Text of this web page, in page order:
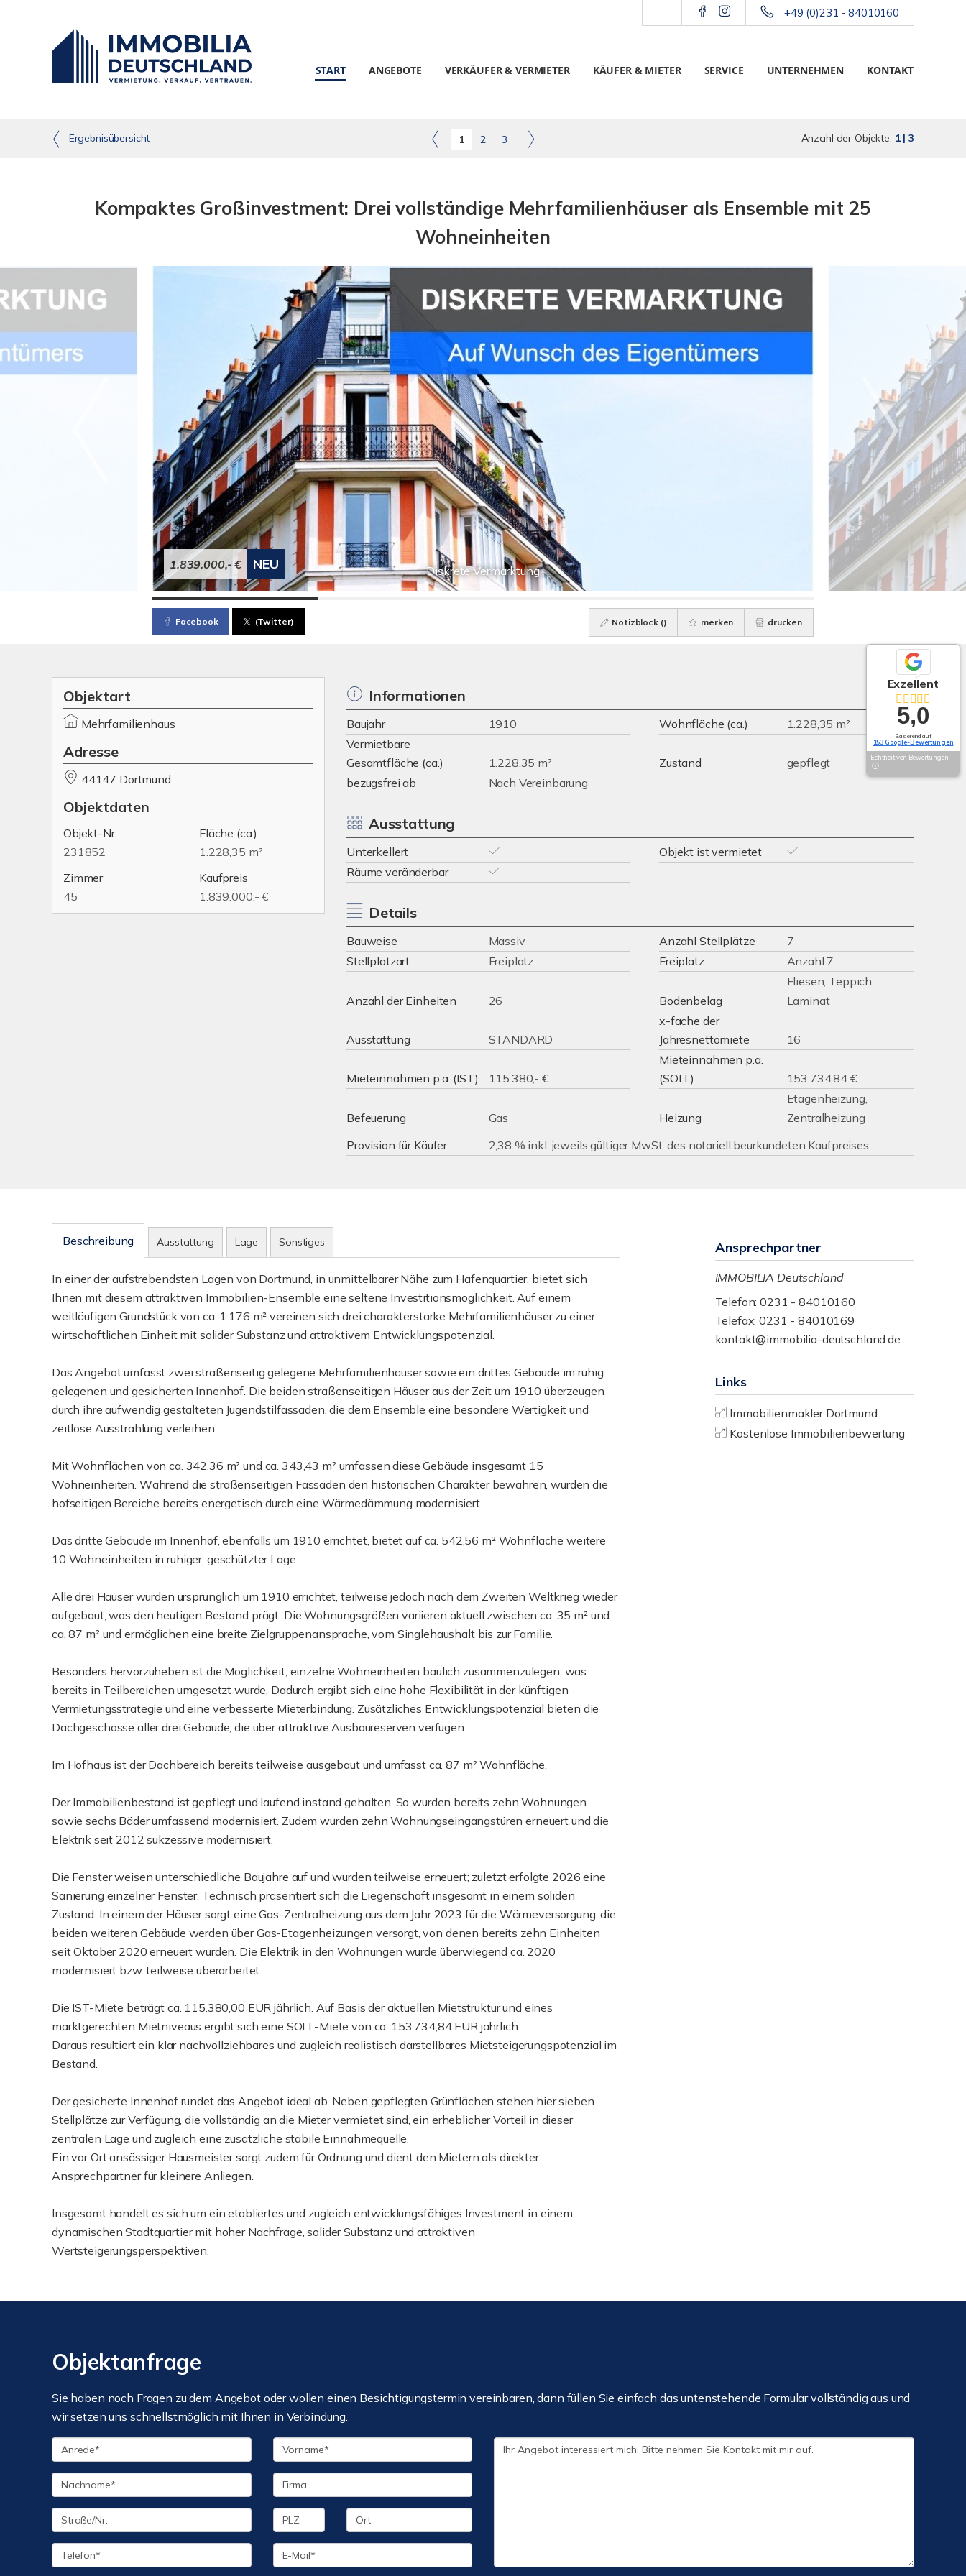
+49 (0)231 - 84010160
START ANGEBOTE VERKÄUFER & VERMIETER KÄUFER & MIETER SERVICE UNTERNEHMEN KONTAKT
Ergebnisübersicht 1 2 3 Anzahl der Objekte: 1 | 3
Kompaktes Großinvestment: Drei vollständige Mehrfamilienhäuser als Ensemble mit 25
Wohneinheiten
Diskrete Vermarktung
1.839.000,- € NEU
Facebook (Twitter) Notizblock () merken drucken
Objektart
Mehrfamilienhaus
Adresse
44147 Dortmund
Objektdaten
Objekt-Nr.
231852
Fläche (ca.)
1.228,35 m²
Zimmer
45
Kaufpreis
1.839.000,- €
Informationen
Baujahr 1910 Wohnfläche (ca.)
1.228,35 m²
Vermietbare
Gesamtfläche (ca.)
1.228,35 m² Zustand
gepflegt
bezugsfrei ab
Nach Vereinbarung
Ausstattung
Unterkellert
Objekt ist vermietet
Räume veränderbar
Details
Bauweise Massiv Anzahl Stellplätze
7
Stellplatzart
Freiplatz Freiplatz Anzahl 7
Anzahl der Einheiten 26 Bodenbelag
Fliesen, Teppich,
Laminat
Ausstattung STANDARD
x-fache der
Jahresnettomiete
16
Mieteinnahmen p.a. (IST) 115.380,- €
Mieteinnahmen p.a.
(SOLL)
153.734,84 €
Befeuerung Gas Heizung
Etagenheizung,
Zentralheizung
Provision für Käufer
2,38 % inkl. jeweils gültiger MwSt. des notariell beurkundeten Kaufpreises
Beschreibung Ausstattung Lage Sonstiges
In einer der aufstrebendsten Lagen von Dortmund, in unmittelbarer Nähe zum Hafenquartier, bietet sich
Ihnen mit diesem attraktiven Immobilien-Ensemble eine seltene Investitionsmöglichkeit. Auf einem
weitläufigen Grundstück von ca. 1.176 m² vereinen sich drei charakterstarke Mehrfamilienhäuser zu einer
wirtschaftlichen Einheit mit solider Substanz und attraktivem Entwicklungspotenzial.
Das Angebot umfasst zwei straßenseitig gelegene Mehrfamilienhäuser sowie ein drittes Gebäude im ruhig
gelegenen und gesicherten Innenhof. Die beiden straßenseitigen Häuser aus der Zeit um 1910 überzeugen
durch ihre aufwendig gestalteten Jugendstilfassaden, die dem Ensemble eine besondere Wertigkeit und
zeitlose Ausstrahlung verleihen.
Mit Wohnflächen von ca. 342,36 m² und ca. 343,43 m² umfassen diese Gebäude insgesamt 15
Wohneinheiten. Während die straßenseitigen Fassaden den historischen Charakter bewahren, wurden die
hofseitigen Bereiche bereits energetisch durch eine Wärmedämmung modernisiert.
Das dritte Gebäude im Innenhof, ebenfalls um 1910 errichtet, bietet auf ca. 542,56 m² Wohnfläche weitere
10 Wohneinheiten in ruhiger, geschützter Lage.
Alle drei Häuser wurden ursprünglich um 1910 errichtet, teilweise jedoch nach dem Zweiten Weltkrieg wieder
aufgebaut, was den heutigen Bestand prägt. Die Wohnungsgrößen variieren aktuell zwischen ca. 35 m² und
ca. 87 m² und ermöglichen eine breite Zielgruppenansprache, vom Singlehaushalt bis zur Familie.
Besonders hervorzuheben ist die Möglichkeit, einzelne Wohneinheiten baulich zusammenzulegen, was
bereits in Teilbereichen umgesetzt wurde. Dadurch ergibt sich eine hohe Flexibilität in der künftigen
Vermietungsstrategie und eine verbesserte Mieterbindung. Zusätzliches Entwicklungspotenzial bieten die
Dachgeschosse aller drei Gebäude, die über attraktive Ausbaureserven verfügen.
Im Hofhaus ist der Dachbereich bereits teilweise ausgebaut und umfasst ca. 87 m² Wohnfläche.
Der Immobilienbestand ist gepflegt und laufend instand gehalten. So wurden bereits zehn Wohnungen
sowie sechs Bäder umfassend modernisiert. Zudem wurden zehn Wohnungseingangstüren erneuert und die
Elektrik seit 2012 sukzessive modernisiert.
Die Fenster weisen unterschiedliche Baujahre auf und wurden teilweise erneuert; zuletzt erfolgte 2026 eine
Sanierung einzelner Fenster. Technisch präsentiert sich die Liegenschaft insgesamt in einem soliden
Zustand: In einem der Häuser sorgt eine Gas-Zentralheizung aus dem Jahr 2023 für die Wärmeversorgung, die
beiden weiteren Gebäude werden über Gas-Etagenheizungen versorgt, von denen bereits zehn Einheiten
seit Oktober 2020 erneuert wurden. Die Elektrik in den Wohnungen wurde überwiegend ca. 2020
modernisiert bzw. teilweise überarbeitet.
Die IST-Miete beträgt ca. 115.380,00 EUR jährlich. Auf Basis der aktuellen Mietstruktur und eines
marktgerechten Mietniveaus ergibt sich eine SOLL-Miete von ca. 153.734,84 EUR jährlich.
Daraus resultiert ein klar nachvollziehbares und zugleich realistisch darstellbares Mietsteigerungspotenzial im
Bestand.
Der gesicherte Innenhof rundet das Angebot ideal ab. Neben gepflegten Grünflächen stehen hier sieben
Stellplätze zur Verfügung, die vollständig an die Mieter vermietet sind, ein erheblicher Vorteil in dieser
zentralen Lage und zugleich eine zusätzliche stabile Einnahmequelle.
Ein vor Ort ansässiger Hausmeister sorgt zudem für Ordnung und dient den Mietern als direkter
Ansprechpartner für kleinere Anliegen.
Insgesamt handelt es sich um ein etabliertes und zugleich entwicklungsfähiges Investment in einem
dynamischen Stadtquartier mit hoher Nachfrage, solider Substanz und attraktiven
Wertsteigerungsperspektiven.
Ansprechpartner
IMMOBILIA Deutschland
Telefon: 0231 - 84010160
Telefax: 0231 - 84010169
kontakt@immobilia-deutschland.de
Links
Immobilienmakler Dortmund
Kostenlose Immobilienbewertung
Objektanfrage
Sie haben noch Fragen zu dem Angebot oder wollen einen Besichtigungstermin vereinbaren, dann füllen Sie einfach das untenstehende Formular vollständig aus und
wir setzen uns schnellstmöglich mit Ihnen in Verbindung.
Exzellent
5,0
Basierend auf
153 Google-Bewertungen
Echtheit von Bewertungen